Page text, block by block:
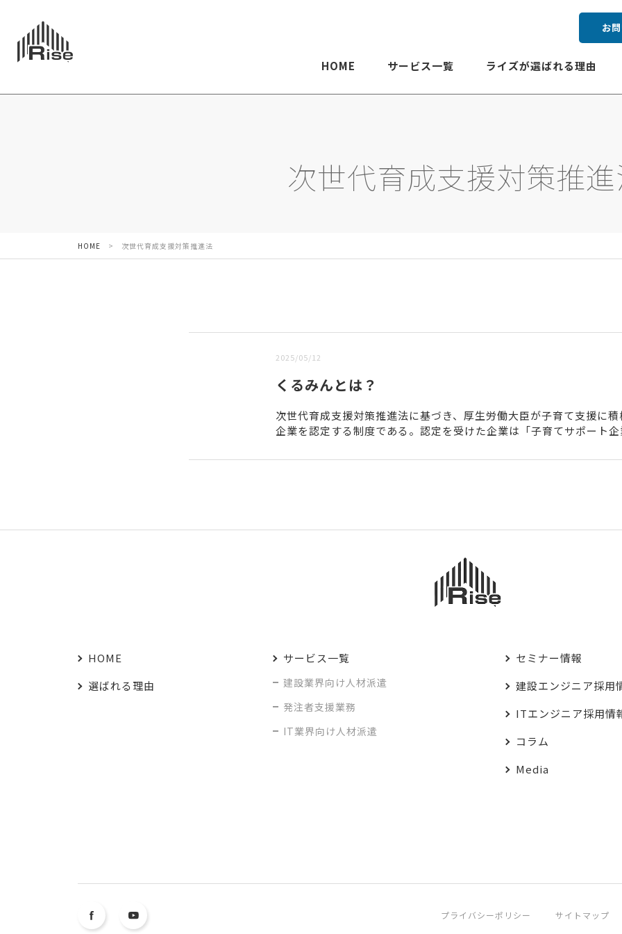
お
HOME サービス一覧 ライズが選ばれる理由
次世代育成支援対策推
HOME > 次世代育成支援対策推進法
2025/05/12
くるみんとは？
次世代育成支援対策推進法に基づき、厚生労働大臣が子育て支援に積
企業を認定する制度である。認定を受けた企業は「子育てサポート企
HOME
選ばれる理由
サービス一覧
建設業界向け人材派遣
発注者支援業務
IT業界向け人材派遣
セミナー情報
建設エンジニア採用
ITエンジニア採用情
コラム
Media
プライバシーポリシー サイトマップ